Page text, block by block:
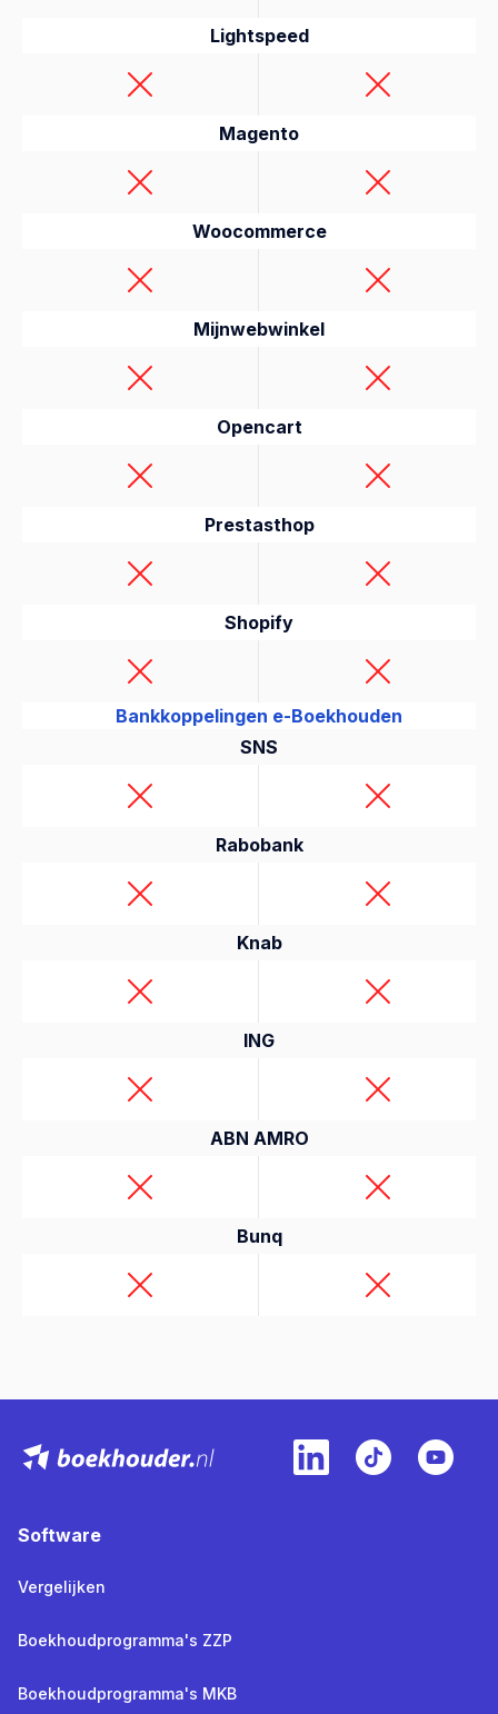
Lightspeed
Magento
Woocommerce
Mijnwebwinkel
Opencart
Prestasthop
Shopify
Bankkoppelingen e-Boekhouden
SNS
Rabobank
Knab
ING
ABN AMRO
Bunq
Software
Vergelijken
Boekhoudprogramma's ZZP
Boekhoudprogramma's MKB